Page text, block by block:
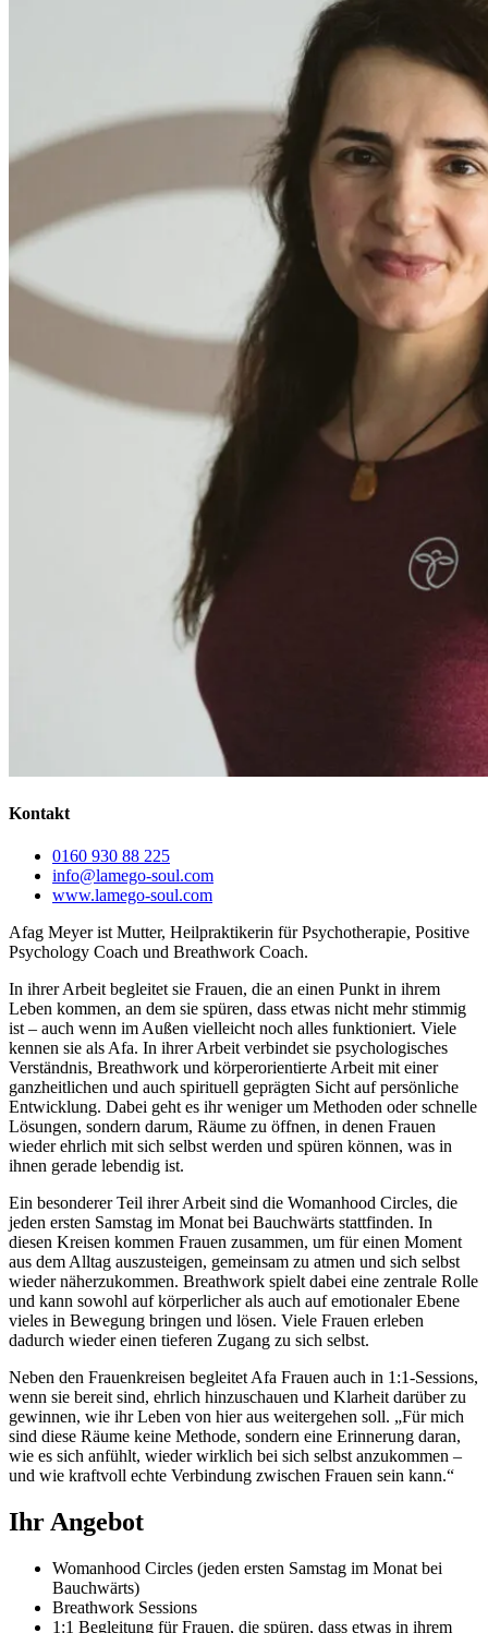
Kontakt
0160 930 88 225
info@lamego-soul.com
www.lamego-soul.com
Afag Meyer ist Mutter, Heilpraktikerin für Psychotherapie, Positive
Psychology Coach und Breathwork Coach.
In ihrer Arbeit begleitet sie Frauen, die an einen Punkt in ihrem
Leben kommen, an dem sie spüren, dass etwas nicht mehr stimmig
ist – auch wenn im Außen vielleicht noch alles funktioniert. Viele
kennen sie als Afa. In ihrer Arbeit verbindet sie psychologisches
Verständnis, Breathwork und körperorientierte Arbeit mit einer
ganzheitlichen und auch spirituell geprägten Sicht auf persönliche
Entwicklung. Dabei geht es ihr weniger um Methoden oder schnelle
Lösungen, sondern darum, Räume zu öffnen, in denen Frauen
wieder ehrlich mit sich selbst werden und spüren können, was in
ihnen gerade lebendig ist.
Ein besonderer Teil ihrer Arbeit sind die Womanhood Circles, die
jeden ersten Samstag im Monat bei Bauchwärts stattfinden. In
diesen Kreisen kommen Frauen zusammen, um für einen Moment
aus dem Alltag auszusteigen, gemeinsam zu atmen und sich selbst
wieder näherzukommen. Breathwork spielt dabei eine zentrale Rolle
und kann sowohl auf körperlicher als auch auf emotionaler Ebene
vieles in Bewegung bringen und lösen. Viele Frauen erleben
dadurch wieder einen tieferen Zugang zu sich selbst.
Neben den Frauenkreisen begleitet Afa Frauen auch in 1:1-Sessions,
wenn sie bereit sind, ehrlich hinzuschauen und Klarheit darüber zu
gewinnen, wie ihr Leben von hier aus weitergehen soll. „Für mich
sind diese Räume keine Methode, sondern eine Erinnerung daran,
wie es sich anfühlt, wieder wirklich bei sich selbst anzukommen –
und wie kraftvoll echte Verbindung zwischen Frauen sein kann.“
Ihr Angebot
Womanhood Circles (jeden ersten Samstag im Monat bei
Bauchwärts)
Breathwork Sessions
1:1 Begleitung für Frauen, die spüren, dass etwas in ihrem